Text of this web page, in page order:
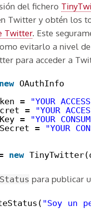
del fichero
Twitter y obtén los
Twitter. Este
evitarlo a nivel
para acceder a
new OAuthInfo
=
"YOUR
=
"YOUR
=
"YOUR
= "YOUR
new
para publicar
"Soy un